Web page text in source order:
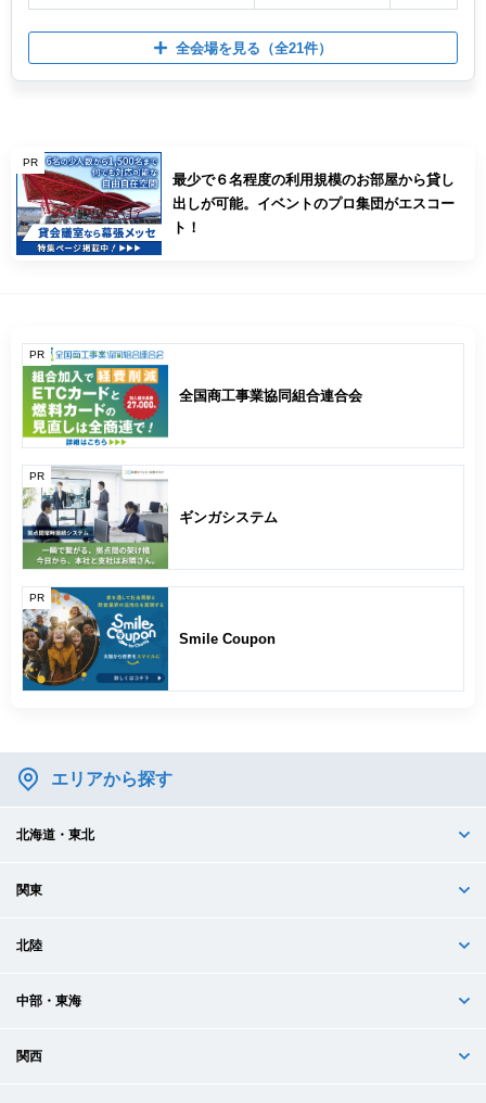
全会場を見る （全21件）
PR
最少で６名程度の利用規模のお部屋から貸し
出しが可能。イベントのプロ集団がエスコー
ト！
PR
全国商工事業協同組合連合会
PR
ギンガシステム
PR
Smile Coupon
エリアから探す
北海道・東北
関東
北陸
中部・東海
関西